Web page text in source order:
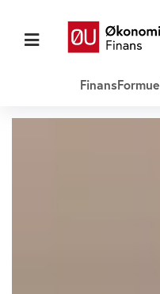
FinansFormue